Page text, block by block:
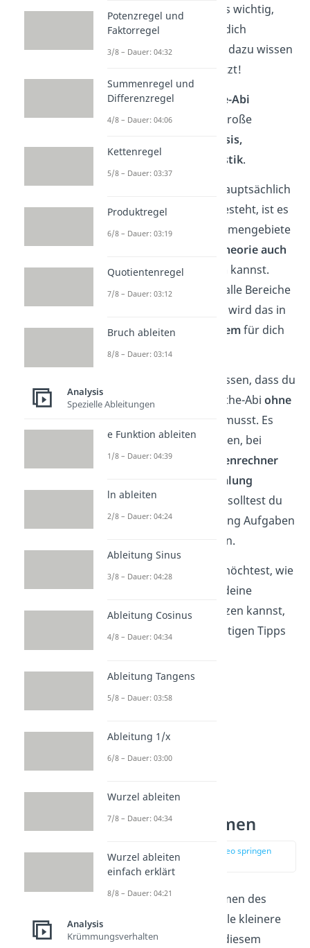
vorbereiten? Dann ist es wichtig,
dass du weißt, was auf dich
zukommt. Alles, was du dazu wissen
musst, zeigen wir dir jetzt!
DieAufgaben im Mathe-Abi
kommen aus den drei große
Analysis,
Geometrie und Stochastik.
Da die Abiturprüfung hauptsächlich
ausRechenaufgaben
besteht, ist es
wichtig, dass du die Themengebiete
Theorie auch
in der Praxis anwenden
kannst.
Wenn du dich aber auf alle Bereiche
vorbereitest, wird das in
der Prüfungkein Problemfür dich
sein!
Zudem ist wichtig zu wissen, dass du
den ersten Teil vom Mathe-Abiohne
bearbeiten musst. Es
wird also Aufgaben geben, bei
denen dukeinen Taschenrechner
keine Formelsammlung
benutzen darfst. Daher solltest du
auch bei der Vorbereitung Aufgaben
ohne Hilfsmittel rechnen.
Tipp:
Wenn du wissen möchtest, wie
du Studyflix gezielt für deine
Abiturvorbereitung nutzen kannst,
findest duhier
alle wichtigen Tipps
Mathe-Abi Themen
zur Stelle im Video springen
(00:14)
Unter die drei Überthemen des
Mathe-Abiturs fallen viele kleinere
Mathe-Abi Themen
. In diesem
Potenzregel und
Faktorregel
3/8 – Dauer: 04:32
Summenregel und
Differenzregel
4/8 – Dauer: 04:06
Kettenregel
5/8 – Dauer: 03:37
Produktregel
6/8 – Dauer: 03:19
Quotientenregel
7/8 – Dauer: 03:12
Bruch ableiten
8/8 – Dauer: 03:14
Analysis
Spezielle Ableitungen
e Funktion ableiten
1/8 – Dauer: 04:39
ln ableiten
2/8 – Dauer: 04:24
Ableitung Sinus
3/8 – Dauer: 04:28
Ableitung Cosinus
4/8 – Dauer: 04:34
Ableitung Tangens
5/8 – Dauer: 03:58
Ableitung 1/x
6/8 – Dauer: 03:00
Wurzel ableiten
7/8 – Dauer: 04:34
Wurzel ableiten
einfach erklärt
8/8 – Dauer: 04:21
Analysis
Krümmungsverhalten